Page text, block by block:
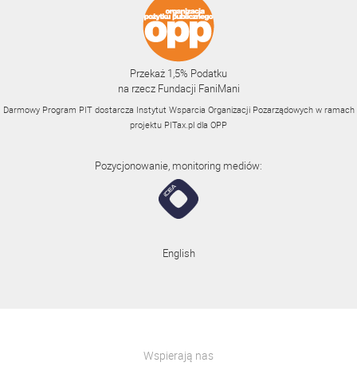
Przekaż 1,5% Podatku
na rzecz Fundacji FaniMani
Darmowy Program PIT dostarcza Instytut Wsparcia Organizacji Pozarządowych w ramach
projektu PITax.pl dla OPP
Pozycjonowanie, monitoring mediów:
English
Wspierają nas